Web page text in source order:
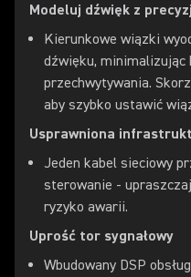
Modeluj dźwięk z
Kierunkowe wiązki
dźwięku, minimalizując
przechwytywania.
aby szybko ustawić
Usprawniona
Jeden kabel sieciowy
sterowanie -
ryzyko awarii.
Uprość tor sygnałowy
Wbudowany DSP